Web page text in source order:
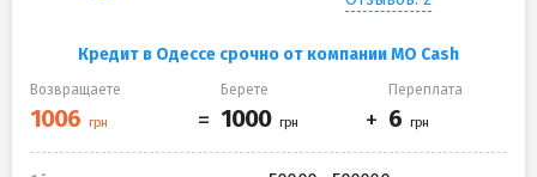
Кредит в Одессе срочно от компании MO Cash
Возвращаете Берете Переплата